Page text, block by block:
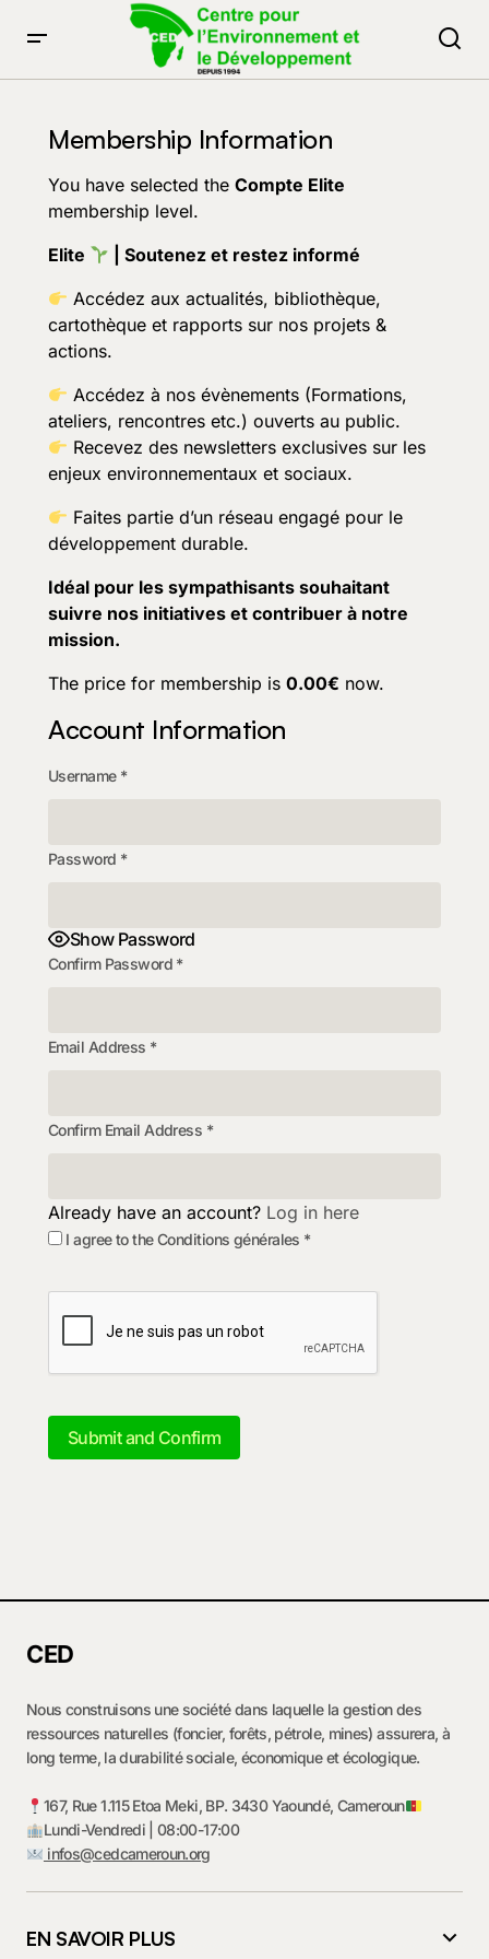
Membership Information
You have selected the Compte Elite
membership level.
Elite
| Soutenez et restez informé
Accédez aux actualités, bibliothèque,
cartothèque et rapports sur nos projets &
actions.
Accédez à nos évènements (Formations,
ateliers, rencontres etc.) ouverts au public.
Recevez des newsletters exclusives sur les
enjeux environnementaux et sociaux.
Faites partie d’un réseau engagé pour le
développement durable.
Idéal pour les sympathisants souhaitant
suivre nos initiatives et contribuer à notre
mission.
The price for membership is 0.00€ now.
Account Information
Username *
Password *
Show Password
Confirm Password *
Email Address *
Confirm Email Address *
Already have an account? Log in here
I agree to theConditions générales *
CED
Nous construisons une société dans laquelle la gestion des
ressources naturelles (foncier, forêts, pétrole, mines) assurera, à
long terme, la durabilité sociale, économique et écologique.
167, Rue 1.115 Etoa Meki, BP. 3430 Yaoundé, Cameroun
Lundi-Vendredi | 08:00-17:00
infos@cedcameroun.org
EN SAVOIR PLUS